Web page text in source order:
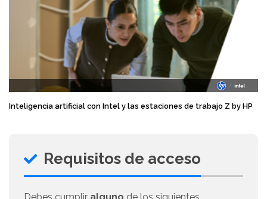
Inteligencia artificial con Intel y las estaciones de trabajo Z by HP
Requisitos de acceso